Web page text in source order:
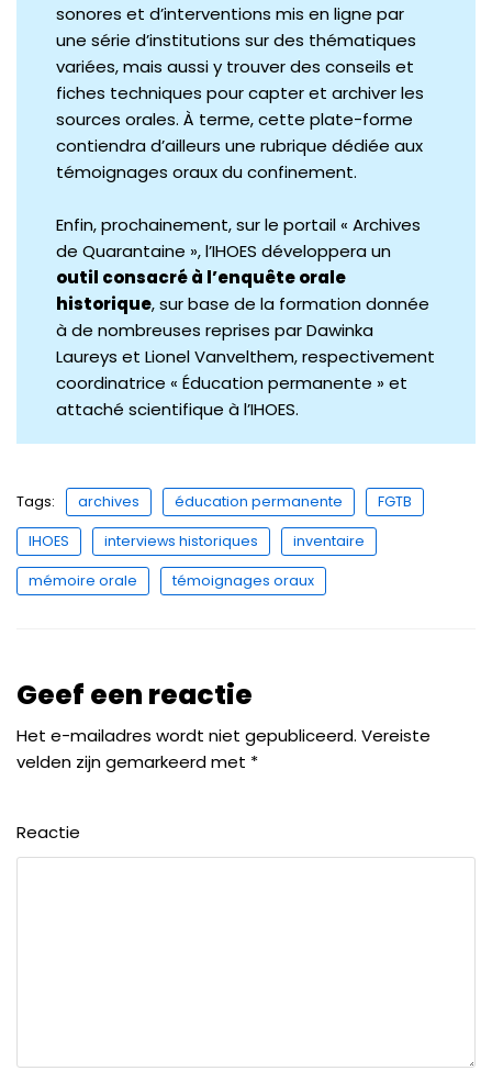
sonores et d’interventions mis en ligne par
une série d’institutions sur des thématiques
variées, mais aussi y trouver des conseils et
fiches techniques pour capter et archiver les
sources orales. À terme, cette plate-forme
contiendra d’ailleurs une rubrique dédiée aux
témoignages oraux du confinement.
Enfin, prochainement, sur le portail « Archives
de Quarantaine », l’IHOES développera un
outil consacré à l’enquête orale
historique, sur base de la formation donnée
à de nombreuses reprises par Dawinka
Laureys et Lionel Vanvelthem, respectivement
coordinatrice « Éducation permanente » et
attaché scientifique à l’IHOES.
Tags: archives éducation permanente FGTB
IHOES interviews historiques inventaire
mémoire orale témoignages oraux
Geef een reactie
Het e-mailadres wordt niet gepubliceerd. Vereiste
velden zijn gemarkeerd met *
Reactie